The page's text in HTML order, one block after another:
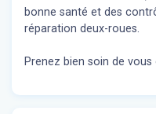
bonne santé et des
réparation deux-roues.
Prenez bien soin de